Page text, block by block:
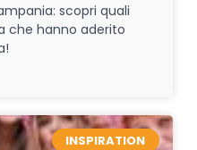
scopri quali
che hanno aderito
INSPIRATION